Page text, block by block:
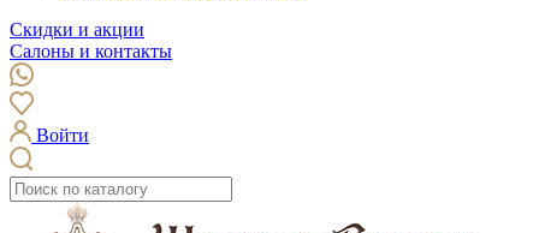
Скидки и акции
Салоны и контакты
Войти